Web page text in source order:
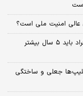
‌عالی امنیت ملی است؟
جزئیات صدور احکام بازنشستگی اعلام شد/ این افراد باید ۵ سال بیشتر
کلیپ‌ها جعلی و ساختگی